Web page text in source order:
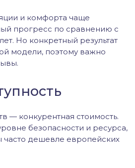
и комфорта чаще
прогресс по сравнению с
Но конкретный результат
модели, поэтому важно
— конкурентная стоимость.
безопасности и ресурса,
часто дешевле европейских